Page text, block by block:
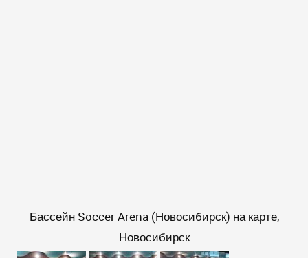
Бассейн Soccer Arena (Новосибирск) на карте,
Новосибирск